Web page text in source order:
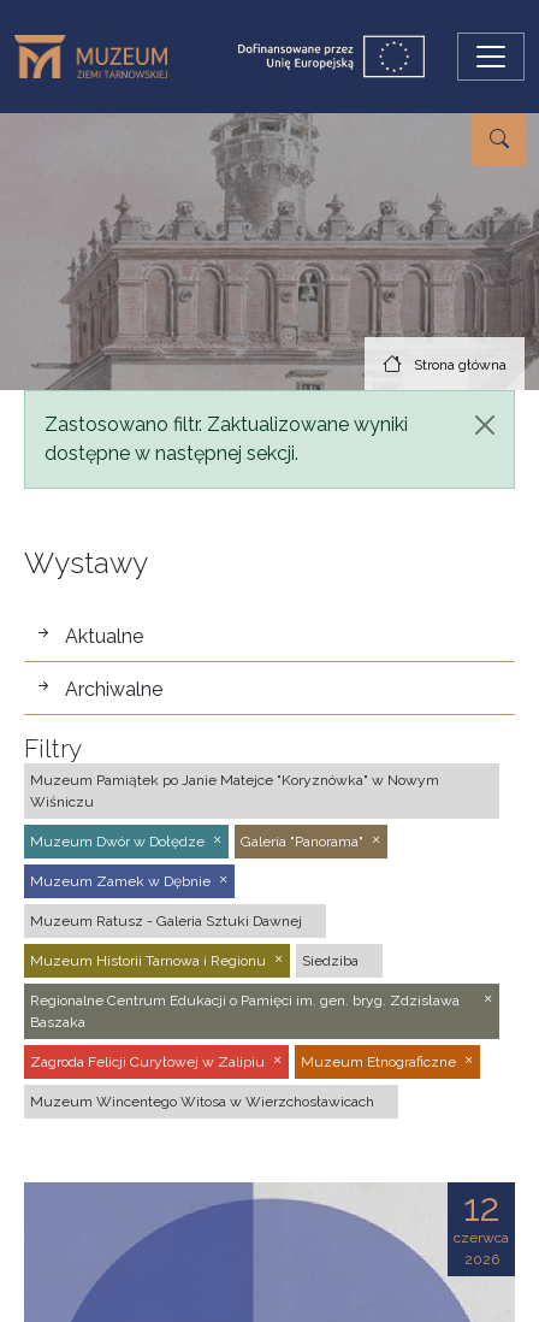
Strona główna
Komunikat
Zastosowano filtr. Zaktualizowane wyniki
dostępne w następnej sekcji.
Wystawy
wystawy
Aktualne
Archiwalne
Filtry
Muzeum Pamiątek po Janie Matejce "Koryznówka" w Nowym
Wiśniczu
Muzeum Dwór w Dołędze Galeria "Panorama"
Muzeum Zamek w Dębnie
Muzeum Ratusz - Galeria Sztuki Dawnej
Muzeum Historii Tarnowa i Regionu Siedziba
Regionalne Centrum Edukacji o Pamięci im. gen. bryg. Zdzisława
Baszaka
Zagroda Felicji Curyłowej w Zalipiu Muzeum Etnograficzne
Muzeum Wincentego Witosa w Wierzchosławicach
12
czerwca
2026